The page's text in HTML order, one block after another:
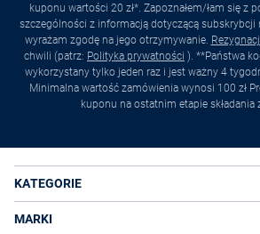
swojego gustu i typu urody. Dla
odcienie zieleni i szarości, z kolei
ciemniejszych włosach beże, brązy
Rozmiar chusty powinien być
przeznaczenia. Jeśli ma być to
wybierz niewielką, jeśli z kolei
płaszcza, lepiej wybrać ogromny
koralikami.
chusty są zawsze sprawdzonym
kuponu wartości 20 zł*. Zapoznałem/łam się z
szczególności z informacją dotyczącą subskrybcji
wyrażam zgodę na jego otrzymywanie.
chwili (patrz: Polityka prywatności ). **Państwa
wykorzystany tylko jeden raz i jest ważny 4
Minimalna wartość zamówienia wynosi 100 zł
kuponu na ostatnim etapie składania
KATEGORIE
MARKI